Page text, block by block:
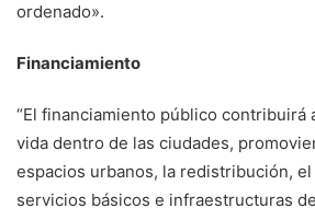
ordenado».
Financiamiento
“El financiamiento público contribuirá
vida dentro de las ciudades,
espacios urbanos, la redistribución,
servicios básicos e infraestructuras